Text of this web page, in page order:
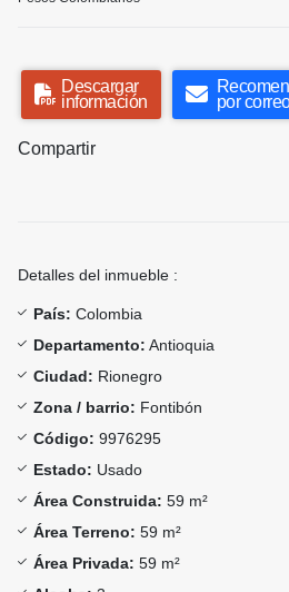
Descargar
información
por
Compartir
Detalles del inmueble :
País: Colombia
Departamento: Antioquia
Ciudad: Rionegro
Zona / barrio: Fontibón
Código: 9976295
Estado: Usado
Área Construida: 59 m²
Área Terreno: 59 m²
Área Privada: 59 m²